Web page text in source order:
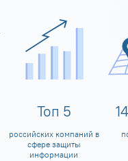
Топ 5
российских компаний в
сфере защиты
информации
14